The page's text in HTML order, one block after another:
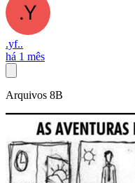
.yf..
há 1 mês
Arquivos 8B